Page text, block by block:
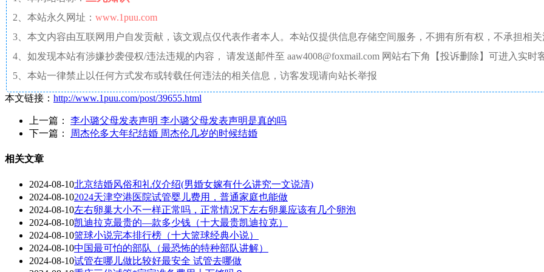
2、本站永久网址： www.1puu.com
3、本文内容由互联网用户自发贡献，该文观点仅代表作者本人。本站仅提供信息存储空间服务，不拥有所有权，不承担相
4、如发现本站有涉嫌抄袭侵权/违法违规的内容， 请发送邮件至 aaw4008@foxmail.com 网站右下角【投诉删除】可进入实时
5、本站一律禁止以任何方式发布或转载任何违法的相关信息，访客发现请向站长举报
本文链接： http://www.1puu.com/post/39655.html
上一篇： 李小璐父母发表声明 李小璐父母发表声明是真的吗
下一篇：
周杰伦多大年纪结婚 周杰伦几岁的时候结婚
相关文章
2024-08-10北京结婚风俗和礼仪介绍(男婚女嫁有什么讲究一文说清)
2024-08-102024天津空港医院试管婴儿费用，普通家庭也能做
2024-08-10左右卵巢大小不一样正常吗，正常情况下左右卵巢应该有几个卵泡
2024-08-10凯迪拉克最贵的—款多少钱（十大最贵凯迪拉克）
2024-08-10篮球小说完本排行榜（十大篮球经典小说）
2024-08-10中国最可怕的部队（最恐怖的特种部队讲解）
2024-08-10试管在哪儿做比较好最安全 试管去哪做